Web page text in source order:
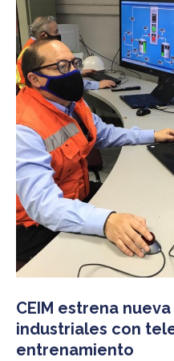
CEIM estrena
industriales con
entrenamiento